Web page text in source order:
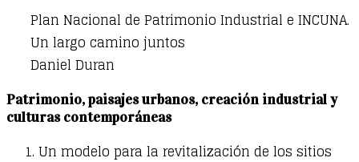
Plan Nacional de Patrimonio Industrial e INCUNA.
Un largo camino juntos
Daniel Duran
Patrimonio, paisajes urbanos, creación industrial y
culturas contemporáneas
Un modelo para la revitalización de los sitios